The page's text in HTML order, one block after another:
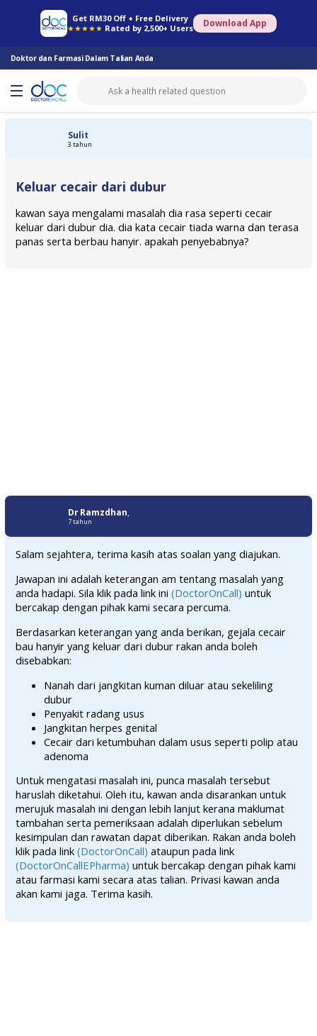
Get RM30 Off + Free Delivery
★★★★★ Rated by 2,500+ Users Download App
Doktor dan Farmasi Dalam Talian Anda
Farmasi Online Konsult Doktor Saringan Kesihatan Konsult Pakar
Sulit
3 tahun
Keluar cecair dari dubur
kawan saya mengalami masalah dia rasa seperti cecair
keluar dari dubur dia. dia kata cecair tiada warna dan terasa
panas serta berbau hanyir. apakah penyebabnya?
Dr Ramzdhan
7 tahun
Salam sejahtera, terima kasih atas soalan yang diajukan.
Jawapan ini adalah keterangan am tentang masalah yang
anda hadapi. Sila klik pada link ini(DoctorOnCall) untuk
bercakap dengan pihak kami secara percuma.
Berdasarkan keterangan yang anda berikan, gejala cecair
bau hanyir yang keluar dari dubur rakan anda boleh
disebabkan:
Nanah dari jangkitan kuman diluar atau sekeliling
dubur
Penyakit radang usus
Jangkitan herpes genital
Cecair dari ketumbuhan dalam usus seperti polip atau
adenoma
Untuk mengatasi masalah ini, punca masalah tersebut
haruslah diketahui. Oleh itu, kawan anda disarankan untuk
merujuk masalah ini dengan lebih lanjut kerana maklumat
tambahan serta pemeriksaan adalah diperlukan sebelum
kesimpulan dan rawatan dapat diberikan. Rakan anda boleh
klik pada link(DoctorOnCall) ataupun pada link
(DoctorOnCallEPharma) untuk bercakap dengan pihak kami
atau farmasi kami secara atas talian. Privasi kawan anda
akan kami jaga. Terima kasih.